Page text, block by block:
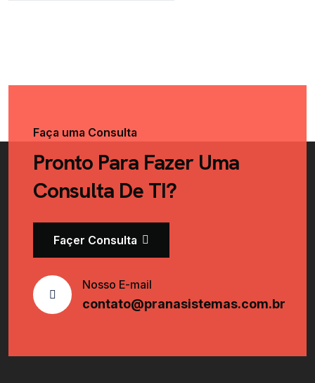
Faça uma Consulta
Pronto Para Fazer Uma
Consulta De TI?
Façer Consulta
Nosso E-mail
contato@pranasistemas.com.br